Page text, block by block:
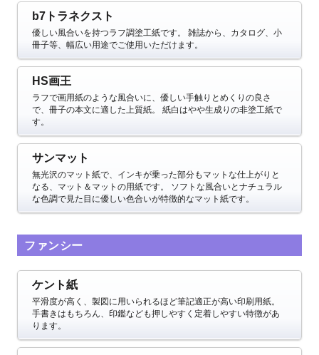
b7トラネクスト
優しい風合いを持つラフ調塗工紙です。 雑誌から、カタログ、小
冊子等、幅広い用途でご使用いただけます。
HS画王
ラフで画用紙のような風合いに、優しい手触りとめくりの良さ
で、冊子の本文に適した上質紙。 紙白はやや生成りの非塗工紙で
す。
サンマット
無光沢のマット紙で、インキが乗った部分もマットな仕上がりと
なる、マット＆マットの用紙です。 ソフトな風合いとナチュラル
な色調で見た目に優しい色合いが特徴的なマット紙です。
ファンシー
ケント紙
平滑度が高く、製図に用いられるほど筆記適正が高い印刷用紙。
手書きはもちろん、印鑑なども押しやすく定着しやすい特徴があ
ります。